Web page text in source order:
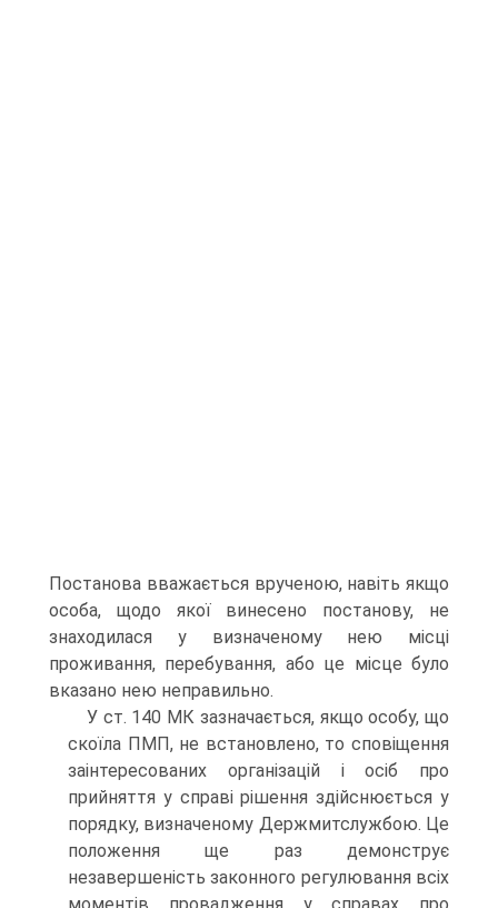
Постанова вважається врученою, навіть якщо
особа, щодо якої винесено постанову, не
знаходилася у визначеному нею місці
проживання, перебування, або це місце було
вказано нею неправильно.
У ст. 140 МК зазначається, якщо особу, що
скоїла ПМП, не встановлено, то сповіщення
заінтересованих організацій і осіб про
прийняття у справі рішення здійснюється у
порядку, визначеному Держмитслужбою. Це
положення ще раз демонструє
незавершеність законного регулювання всіх